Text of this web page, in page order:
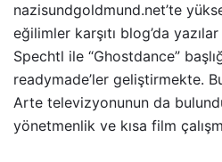
nazisundgoldmund.net’te
eğilimler karşıtı blog’da
Spechtl ile “Ghostdance”
readymade’ler geliştirmekte.
Arte televizyonunun da
yönetmenlik ve kısa film